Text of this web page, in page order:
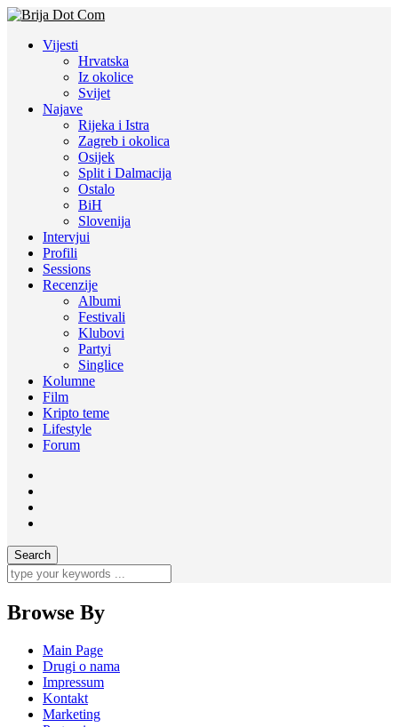
Vijesti
Hrvatska
Iz okolice
Svijet
Najave
Rijeka i Istra
Zagreb i okolica
Osijek
Split i Dalmacija
Ostalo
BiH
Slovenija
Intervjui
Profili
Sessions
Recenzije
Albumi
Festivali
Klubovi
Partyi
Singlice
Kolumne
Film
Kripto teme
Lifestyle
Forum
Browse By
Main Page
Drugi o nama
Impressum
Kontakt
Marketing